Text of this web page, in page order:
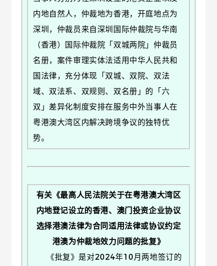
内地自然人，仲裁地为香港，开庭地点为
深圳，仲裁员来自深圳国际仲裁院与华南
（香港）国际仲裁院「双城两院」仲裁员
名册，案件审理实体法适用中华人民共和
国法律，充分体现「双城、双院、双法
域、双法系、双规则、双名册」的「六
双」差异化制度安排在服务中外当事人在
粤港澳大湾区内解决跨境争议的独特优
势。
有关《最高人民法院关于在粤港澳大湾区
内地登记设立的香港、澳门投资企业协议
选择港澳法律为合同适用法律或协议约定
港澳为仲裁地效力问题的批复》
《批复》是对2024年10月两地签订的